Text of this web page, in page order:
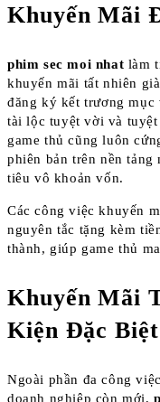
Khuyến Mãi
phim sec moi nhat làm
khuyến mãi tất nhiên
đăng ký kết trương mục
tài lộc tuyệt vời và tuyệt
game thủ cũng luôn
phiên bản trên nền tảng
tiêu vô khoản vốn.
Các công việc khuyến
nguyên tắc tặng kèm
thành, giúp game thủ
Khuyến Mãi
Kiện Đặc Biệt
Ngoài phần đa công
doanh nghiệp còn mới,